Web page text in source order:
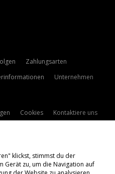
Zahlungsarten
Unternehmen
Cookies
Kontaktiere uns
klickst, stimmst du der
Gerät zu, um die Navigation auf